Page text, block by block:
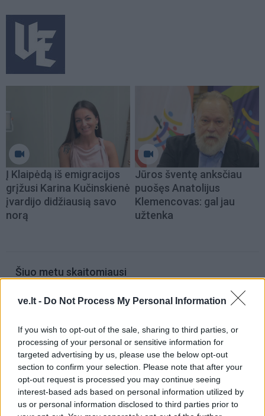
ve.lt - Do Not Process My Personal Information
If you wish to opt-out of the sale, sharing to third parties, or
processing of your personal or sensitive information for
targeted advertising by us, please use the below opt-out
section to confirm your selection. Please note that after your
opt-out request is processed you may continue seeing
interest-based ads based on personal information utilized by
us or personal information disclosed to third parties prior to
Į Klaipėdą iš emigracijos
grįžusi Karina Kučinskienė
įvardijo didžiausią savo
norą
Jūros šventę anksčiau
puošęs Anatolijus
Klemencovas: gal jau
užtenka
Šiuo metu skaitomiausi
Pelių ir žiurkių baubas: kas
nuodai
Taro kortų horoskopas rugpjūčio 7
dienai: Vandeniams – pasirinkimas,
Dvyniams – pagreitis
Kraupi avarija prie Vilniaus atėmė